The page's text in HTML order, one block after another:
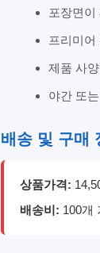
포장면
프리미
제품 사
야간 또
배송 및 구매
상품가격:
배송비: 100개